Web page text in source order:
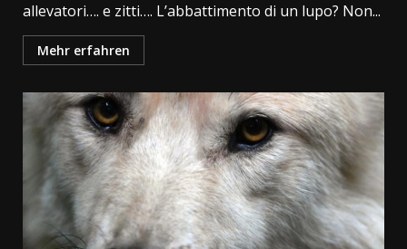
allevatori…. e zitti…. L’abbattimento di un lupo? Non...
Mehr erfahren